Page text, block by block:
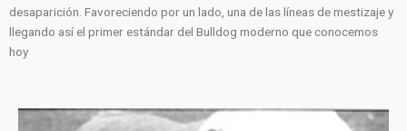
desaparición. Favoreciendo por un lado, una de las líneas de mestizaje y
llegando así el primer estándar del Bulldog moderno que conocemos
hoy